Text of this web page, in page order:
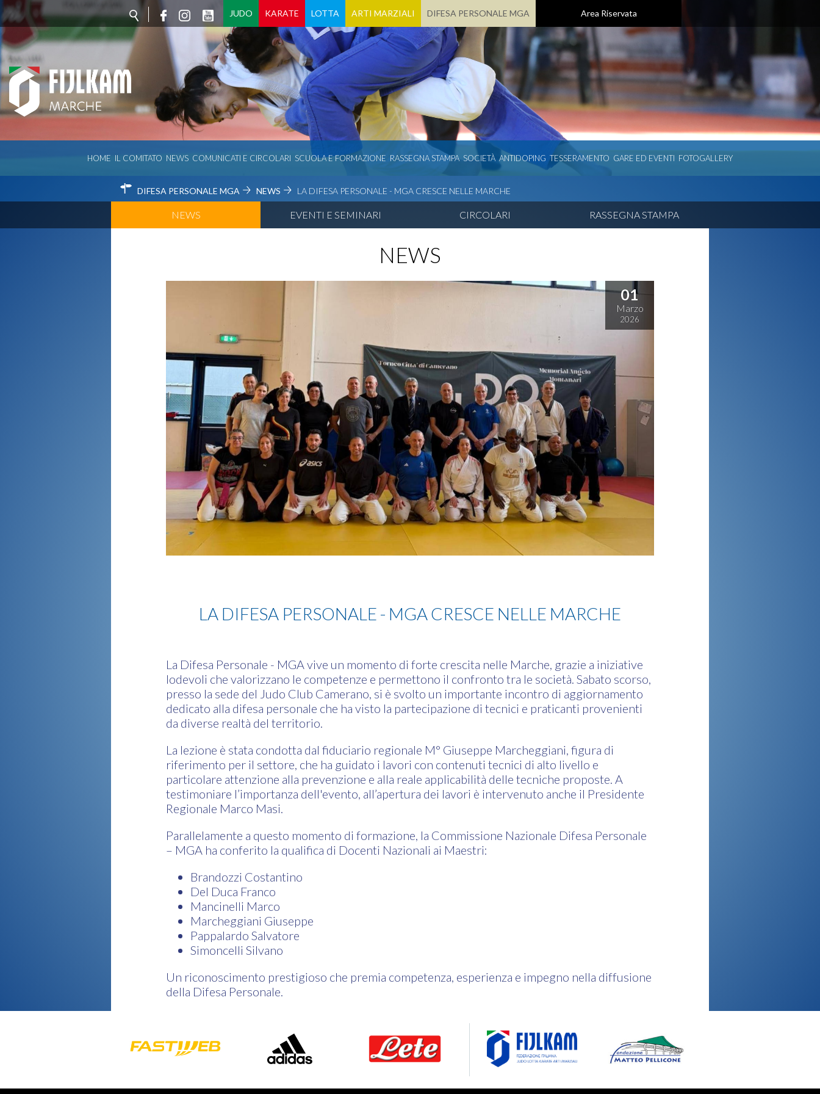
JUDO KARATE LOTTA ARTI MARZIALI DIFESA PERSONALE MGA Area Riservata
HOME IL COMITATO NEWS COMUNICATI E CIRCOLARI SCUOLA E FORMAZIONE RASSEGNA STAMPA SOCIETÀ ANTIDOPING TESSERAMENTO GARE ED EVENTI FOTOGALLERY
DIFESA PERSONALE MGA NEWS LA DIFESA PERSONALE - MGA CRESCE NELLE MARCHE
NEWS EVENTI E SEMINARI CIRCOLARI RASSEGNA STAMPA
NEWS
01
Marzo
2026
LA DIFESA PERSONALE - MGA CRESCE NELLE MARCHE
La Difesa Personale - MGA vive un momento di forte crescita nelle Marche, grazie a iniziative
lodevoli che valorizzano le competenze e permettono il confronto tra le società. Sabato scorso,
presso la sede del Judo Club Camerano, si è svolto un importante incontro di aggiornamento
dedicato alla difesa personale che ha visto la partecipazione di tecnici e praticanti provenienti
da diverse realtà del territorio.
La lezione è stata condotta dal fiduciario regionale M° Giuseppe Marcheggiani, figura di
riferimento per il settore, che ha guidato i lavori con contenuti tecnici di alto livello e
particolare attenzione alla prevenzione e alla reale applicabilità delle tecniche proposte. A
testimoniare l’importanza dell'evento, all’apertura dei lavori è intervenuto anche il Presidente
Regionale Marco Masi.
Parallelamente a questo momento di formazione, la Commissione Nazionale Difesa Personale
– MGA ha conferito la qualifica di Docenti Nazionali ai Maestri:
Brandozzi Costantino
Del Duca Franco
Mancinelli Marco
Marcheggiani Giuseppe
Pappalardo Salvatore
Simoncelli Silvano
Un riconoscimento prestigioso che premia competenza, esperienza e impegno nella diffusione
della Difesa Personale.